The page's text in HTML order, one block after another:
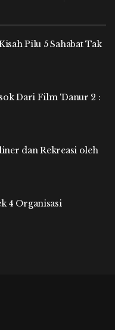
Pilu 5 Sahabat Tak
Dari Film ‘Danur 2 :
dan Rekreasi oleh
4 Organisasi